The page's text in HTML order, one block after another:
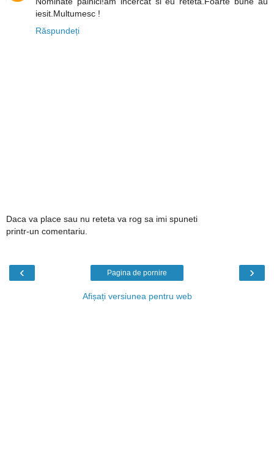
iesit.Multumesc !
Răspundeți
Daca va place sau nu reteta va rog sa imi spuneti
printr-un comentariu.
‹ ›
Pagina de pornire
Afișați versiunea pentru web